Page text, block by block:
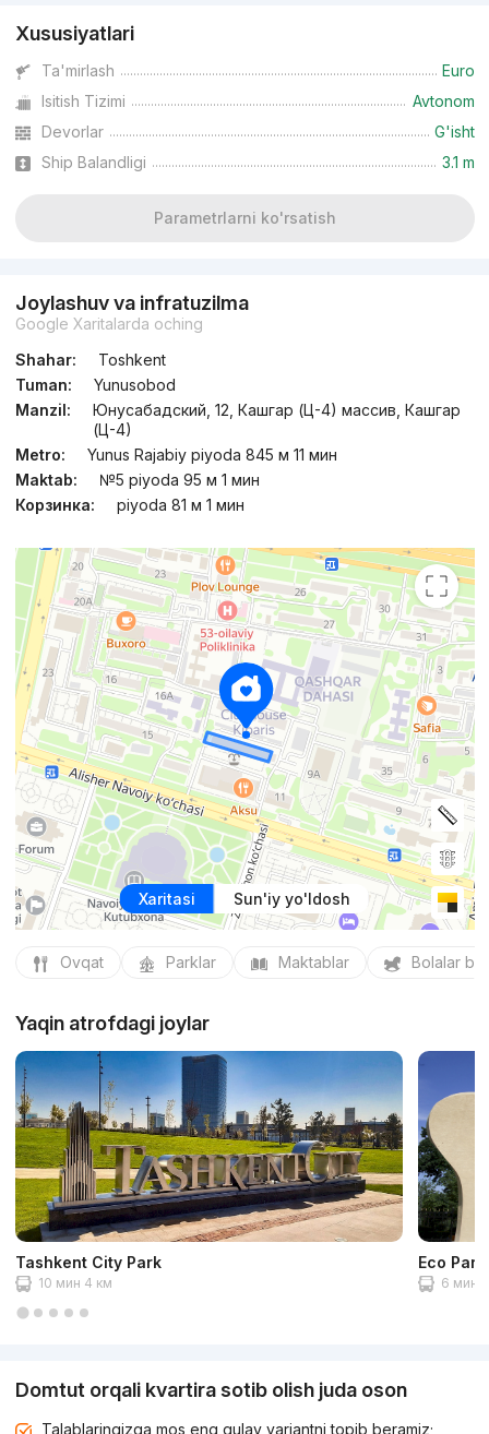
Xususiyatlari
Ta'mirlash
Euro
Isitish Tizimi
Avtonom
Devorlar
G'isht
Ship Balandligi
3.1 m
Parametrlarni ko'rsatish
Joylashuv va infratuzilma
Google Xaritalarda oching
Shahar:
Toshkent
Tuman:
Yunusobod
Manzil:
Юнусабадский, 12, Кашгар (Ц-4) массив, Кашгар
(Ц-4)
Metro:
Yunus Rajabiy piyoda 845 м 11 мин
Maktab:
№5 piyoda 95 м 1 мин
Корзинка:
piyoda 81 м 1 мин
Xaritasi Sun'iy yo'ldosh
Ovqat Parklar Maktablar Bolalar
Yaqin atrofdagi joylar
Tashkent City Park
10 мин 4 км
Eco Park
6 мин
Domtut orqali kvartira sotib olish juda oson
Talablaringizga mos eng qulay variantni topib beramiz;